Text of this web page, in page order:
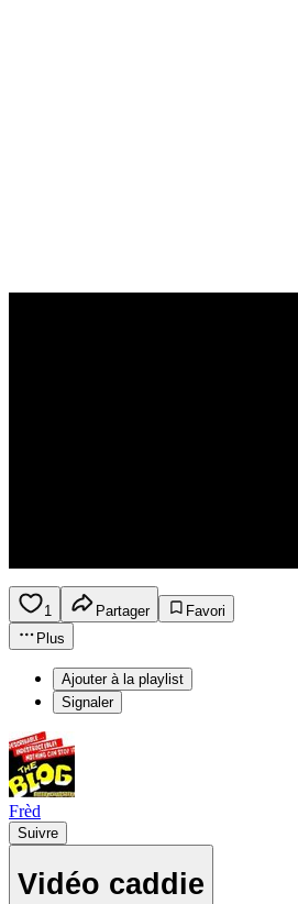
1 Partager
Favori
Plus
Ajouter à la playlist
Signaler
Frèd
Suivre
Vidéo caddie